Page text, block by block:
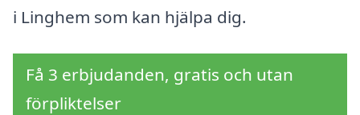
i Linghem som kan hjälpa dig.
Få 3 erbjudanden, gratis och utan
förpliktelser